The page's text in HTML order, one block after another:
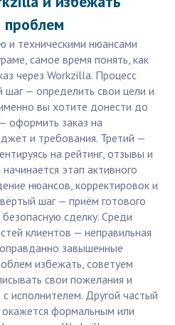
проблем
и техническими нюансами
самое время понять, как
через Workzilla. Процесс
шаг — определить свои цели и
вы хотите донести до
оформить заказ на
и требования. Третий —
на рейтинг, отзывы и
этап активного
нюансов, корректировок и
шаг — приём готового
сделку. Среди
клиентов — неправильная
завышенные
избежать, советуем
свои пожелания и
исполнителем. Другой частый
формальным или